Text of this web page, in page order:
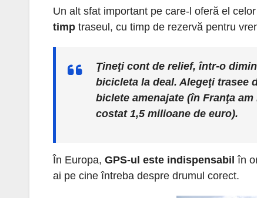
Un alt sfat important pe care-l oferă el
timp traseul, cu timp de rezervă pentru
Ţineţi cont de relief, într-o
bicicleta la deal. Alegeţi trasee
biclete amenajate (în Franţa
costat 1,5 milioane de euro).
În Europa, GPS-ul este indispensabil în
ai pe cine întreba despre drumul corect.